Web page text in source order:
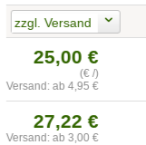
zzgl. Versand
25,00 €
(€ /)
Versand: ab 4,95 €
27,22 €
Versand: ab 3,00 €